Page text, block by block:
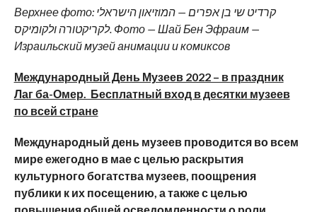
Верхнее фото: קרדיט שי בן אפרים — המוזיאון הישראלי
לקריקטורה ולקומיקס. Фото — Шай Бен Эфраим —
Израильский музей анимации и комиксов
Международный День Музеев 2022 – в праздник
Лаг ба-Омер. Бесплатный вход в десятки музеев
по всей стране
Международный день музеев проводится во всем
мире ежегодно в мае с целью раскрытия
культурного богатства музеев, поощрения
публики к их посещению, а также с целью
повышения общей осведомленности о роли